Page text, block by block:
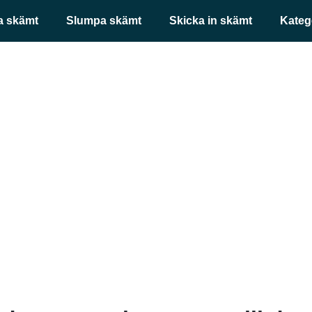
skämt Slumpa skämt Skicka in skämt